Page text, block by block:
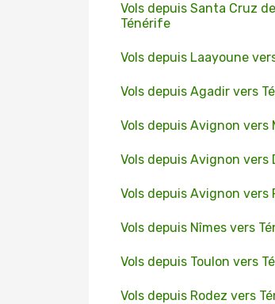
Vols depuis Santa Cruz
Ténérife
Vols depuis Laayoune
Vols depuis Agadir vers
Vols depuis Avignon vers
Vols depuis Avignon vers
Vols depuis Avignon vers
Vols depuis Nîmes vers
Vols depuis Toulon vers
Vols depuis Rodez vers